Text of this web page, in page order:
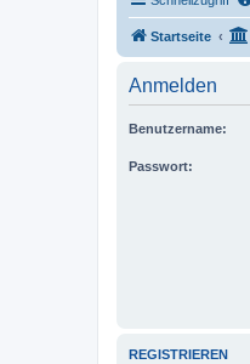
Startseite
Anmelden
Benutzername:
Passwort:
REGISTRIEREN